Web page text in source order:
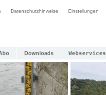
Datenschutzhinweise Einstellungen
Downloads Webservices